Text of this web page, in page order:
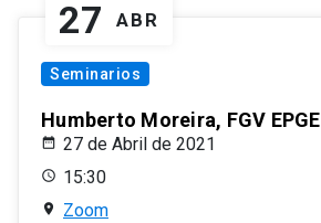
27 ABR
Seminarios
Humberto Moreira, FGV EPGE
27 de Abril de 2021
15:30
Zoom